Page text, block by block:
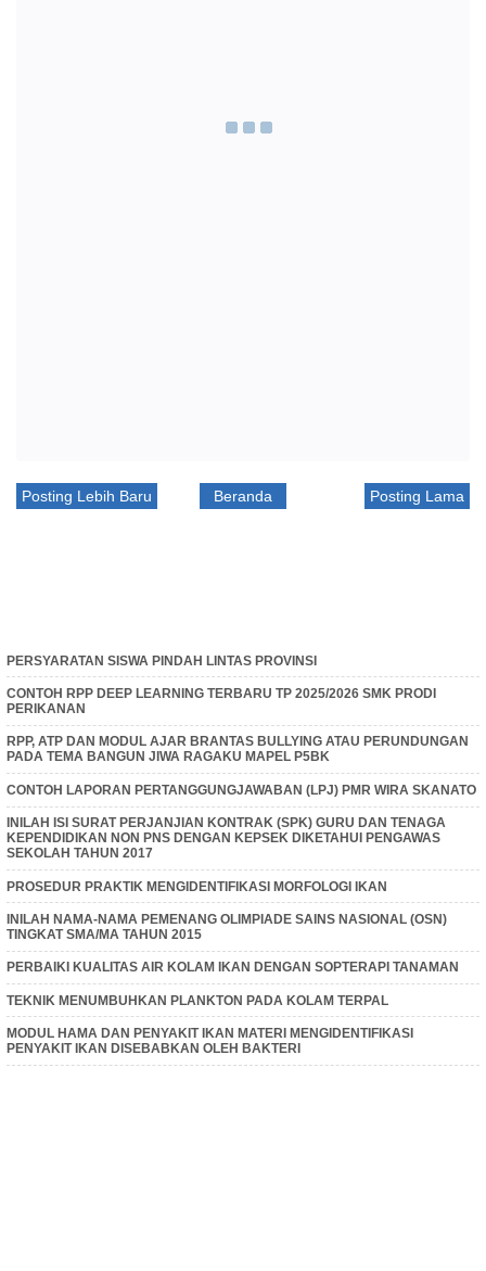
Posting Lebih Baru Posting Lama
Beranda
PERSYARATAN SISWA PINDAH LINTAS PROVINSI
CONTOH RPP DEEP LEARNING TERBARU TP 2025/2026 SMK PRODI
PERIKANAN
RPP, ATP DAN MODUL AJAR BRANTAS BULLYING ATAU PERUNDUNGAN
PADA TEMA BANGUN JIWA RAGAKU MAPEL P5BK
CONTOH LAPORAN PERTANGGUNGJAWABAN (LPJ) PMR WIRA SKANATO
INILAH ISI SURAT PERJANJIAN KONTRAK (SPK) GURU DAN TENAGA
KEPENDIDIKAN NON PNS DENGAN KEPSEK DIKETAHUI PENGAWAS
SEKOLAH TAHUN 2017
PROSEDUR PRAKTIK MENGIDENTIFIKASI MORFOLOGI IKAN
INILAH NAMA-NAMA PEMENANG OLIMPIADE SAINS NASIONAL (OSN)
TINGKAT SMA/MA TAHUN 2015
PERBAIKI KUALITAS AIR KOLAM IKAN DENGAN SOPTERAPI TANAMAN
TEKNIK MENUMBUHKAN PLANKTON PADA KOLAM TERPAL
MODUL HAMA DAN PENYAKIT IKAN MATERI MENGIDENTIFIKASI
PENYAKIT IKAN DISEBABKAN OLEH BAKTERI